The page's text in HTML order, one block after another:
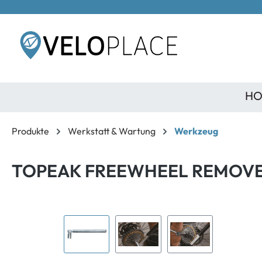
springen
Produkte Werkstatt & Wartung Werkzeug
TOPEAK FREEWHEEL